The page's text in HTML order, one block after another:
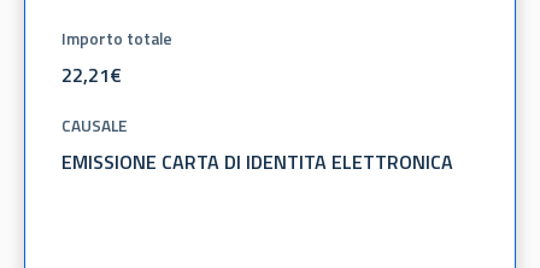
Importo totale
CAUSALE